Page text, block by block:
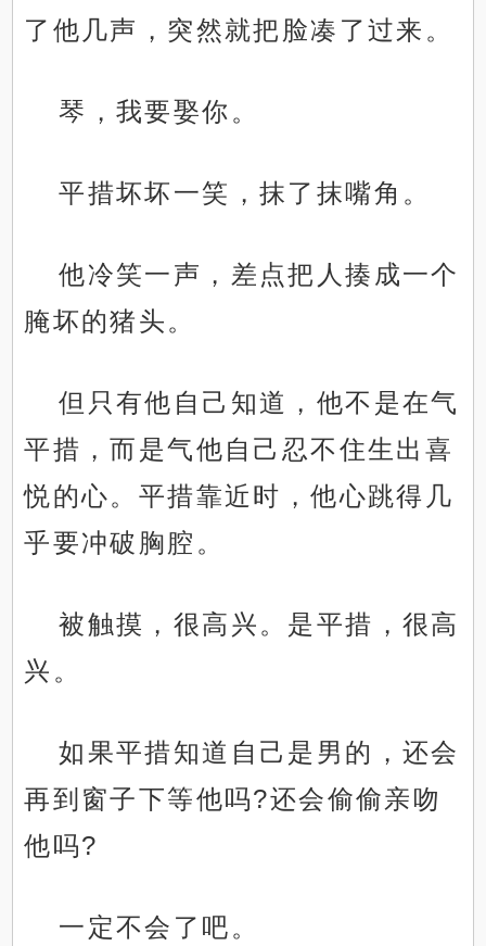
了他几声，突然就把脸凑了过来。
琴，我要娶你。
平措坏坏一笑，抹了抹嘴角。
他冷笑一声，差点把人揍成一个
腌坏的猪头。
但只有他自己知道，他不是在气
平措，而是气他自己忍不住生出喜
悦的心。平措靠近时，他心跳得几
乎要冲破胸腔。
被触摸，很高兴。是平措，很高
兴。
如果平措知道自己是男的，还会
再到窗子下等他吗?还会偷偷亲吻
他吗?
一定不会了吧。